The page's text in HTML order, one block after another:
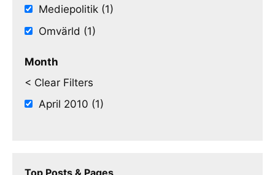
Mediepolitik (1)
Omvärld (1)
Month
< Clear Filters
April 2010 (1)
Top Posts & Pages